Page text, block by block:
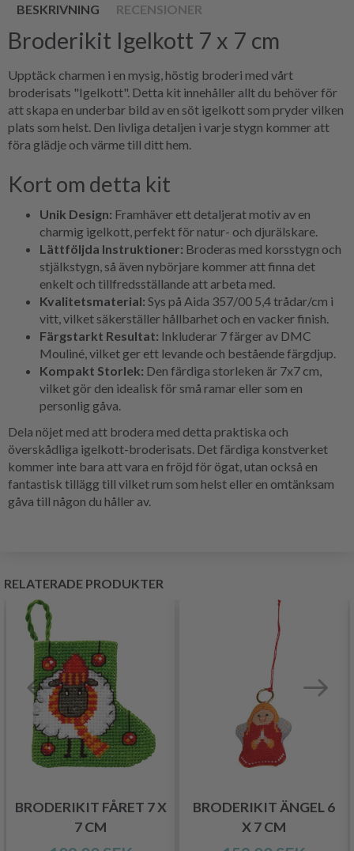
BESKRIVNING RECENSIONER
Broderikit Igelkott 7 x 7 cm
Upptäck charmen i en mysig, höstig broderi med vårt
broderisats "Igelkott". Detta kit innehåller allt du behöver för
att skapa en underbar bild av en söt igelkott som pryder vilken
plats som helst. Den livliga detaljen i varje stygn kommer att
föra glädje och värme till ditt hem.
Kort om detta kit
Unik Design: Framhäver ett detaljerat motiv av en
charmig igelkott, perfekt för natur- och djurälskare.
Lättföljda Instruktioner: Broderas med korsstygn och
stjälkstygn, så även nybörjare kommer att finna det
enkelt och tillfredsställande att arbeta med.
Kvalitetsmaterial: Sys på Aida 357/00 5,4 trådar/cm i
vitt, vilket säkerställer hållbarhet och en vacker finish.
Färgstarkt Resultat: Inkluderar 7 färger av DMC
Mouliné, vilket ger ett levande och bestående färgdjup.
Kompakt Storlek: Den färdiga storleken är 7x7 cm,
vilket gör den idealisk för små ramar eller som en
personlig gåva.
Dela nöjet med att brodera med detta praktiska och
överskådliga igelkott-broderisats. Det färdiga konstverket
kommer inte bara att vara en fröjd för ögat, utan också en
fantastisk tillägg till vilket rum som helst eller en omtänksam
gåva till någon du håller av.
RELATERADE PRODUKTER
BRODERIKIT FÅRET 7 X
7 CM
BRODERIKIT ÄNGEL 6
X 7 CM